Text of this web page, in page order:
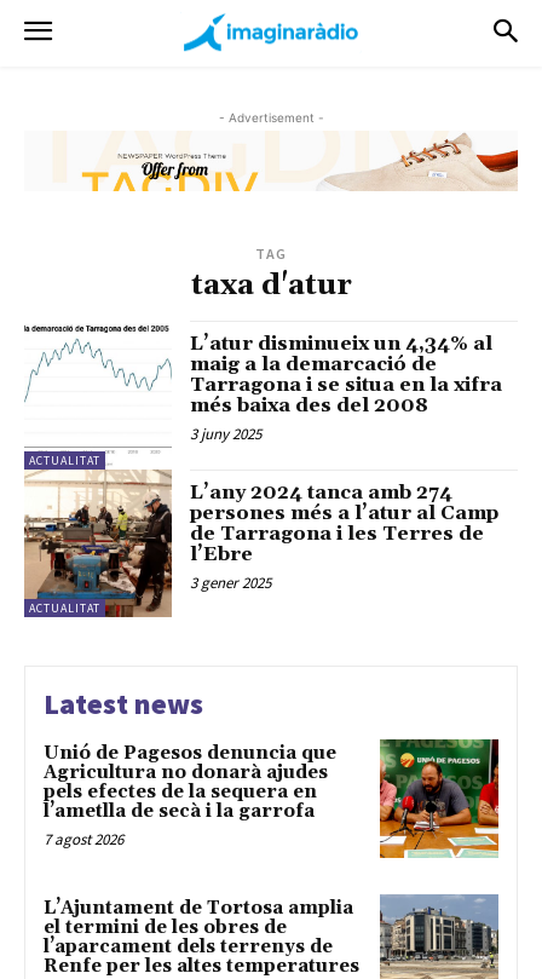
- Advertisement -
TAG
taxa d'atur
ACTUALITAT
L’atur disminueix un 4,34% al
maig a la demarcació de
Tarragona i se situa en la xifra
més baixa des del 2008
3 juny 2025
ACTUALITAT
L’any 2024 tanca amb 274
persones més a l’atur al Camp
de Tarragona i les Terres de
l’Ebre
3 gener 2025
Latest news
Unió de Pagesos denuncia que
Agricultura no donarà ajudes
pels efectes de la sequera en
l’ametlla de secà i la garrofa
7 agost 2026
L’Ajuntament de Tortosa amplia
el termini de les obres de
l’aparcament dels terrenys de
Renfe per les altes temperatures